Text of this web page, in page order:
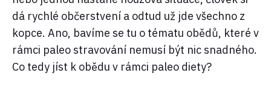
dá rychlé občerstvení a odtud už jde všechno z
kopce. Ano, bavíme se tu o tématu obědů, které v
rámci paleo stravování nemusí být nic snadného.
Co tedy jíst k obědu v rámci paleo diety?